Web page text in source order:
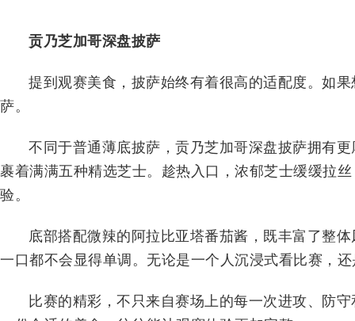
贡乃芝加哥深盘披萨
提到观赛美食，披萨始终有着很高的适配度。如
萨。
不同于普通薄底披萨，贡乃芝加哥深盘披萨拥有
裹着满满五种精选芝士。趁热入口，浓郁芝士缓缓拉
验。
底部搭配微辣的阿拉比亚塔番茄酱，既丰富了整
一口都不会显得单调。无论是一个人沉浸式看比赛，
比赛的精彩，不只来自赛场上的每一次进攻、防